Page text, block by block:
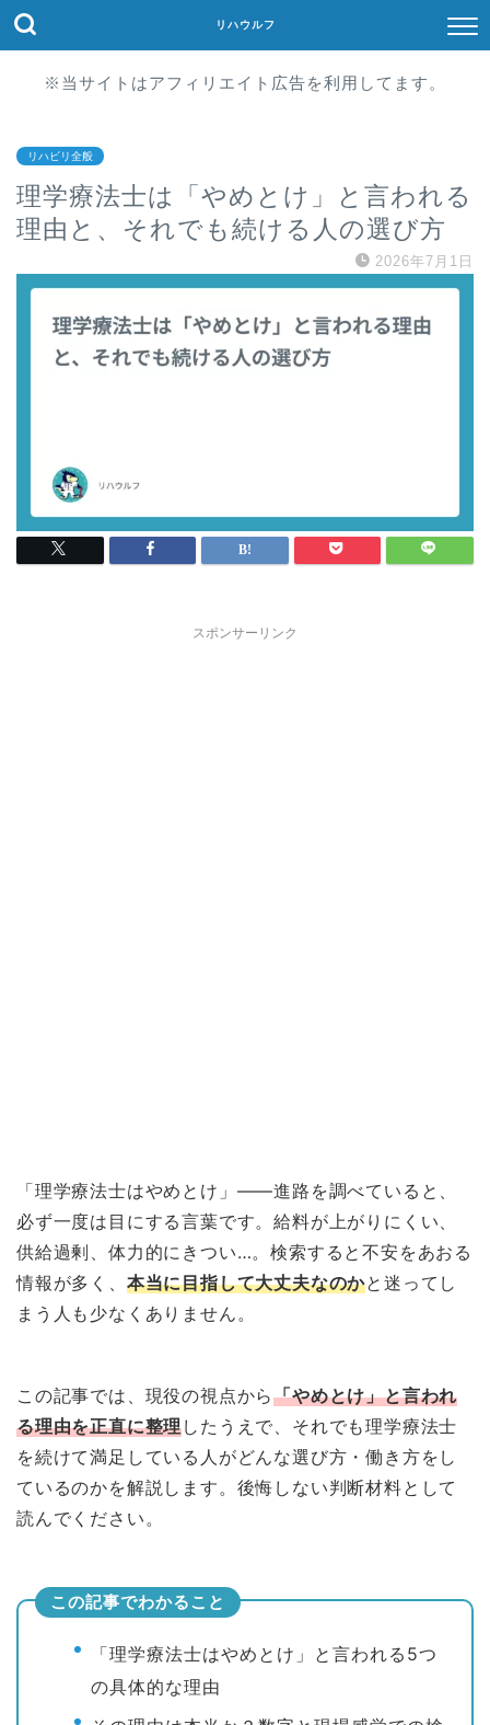
リハウルフ
※当サイトはアフィリエイト広告を利用してます。
リハビリ全般
理学療法士は「やめとけ」と言われる
理由と、それでも続ける人の選び方
2026年7月1日
スポンサーリンク
「理学療法士はやめとけ」——進路を調べていると、
必ず一度は目にする言葉です。給料が上がりにくい、
供給過剰、体力的にきつい…。検索すると不安をあおる
情報が多く、 本当に目指して大丈夫なのかと迷ってし
まう人も少なくありません。
この記事では、現役の視点から「やめとけ」と言われ
る理由を正直に整理したうえで、それでも理学療法士
を続けて満足している人がどんな選び方・働き方をし
ているのかを解説します。後悔しない判断材料として
読んでください。
この記事でわかること
「理学療法士はやめとけ」と言われる5つ
の具体的な理由